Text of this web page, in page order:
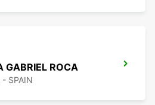
GABRIEL ROCA
- SPAIN